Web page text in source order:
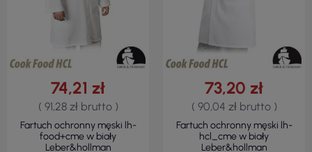
74,21 zł
( 91,28 zł brutto )
Fartuch ochronny męski lh-
food+cme w biały
Leber&hollman
73,20 zł
( 90,04 zł brutto )
Fartuch ochronny męski lh-
hcl_cme w biały
Leber&hollman